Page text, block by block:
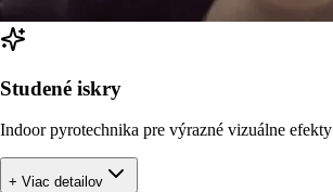
Studené iskry
Indoor pyrotechnika pre výrazné vizuálne efekty
+ Viac detailov